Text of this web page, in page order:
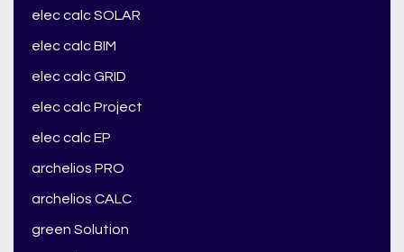
elec calc SOLAR
elec calc BIM
elec calc GRID
elec calc Project
elec calc EP
archelios PRO
archelios CALC
green Solution